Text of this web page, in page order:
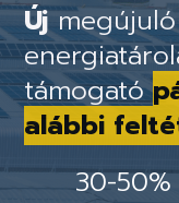
Újmegújuló
támogató
alábbi
30-